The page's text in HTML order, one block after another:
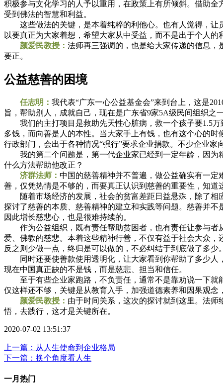
积极参与文化学习的人予以重用，在政策上有所倾斜。借助
受到佛法的智慧和利益。
这些做法的关键，是本着纯粹的利他心。也有人觉得，让
以要真正为大家着想，希望大家从中受益，而不是出于个人
颜爱民教授： 法师再三强调的，也是给大家传递的信息
要正。
公益慈善的困境
任志明： 我代表“广东一心公益基金会”来到台上，这是
旨，帮助别人，成就自己，现在是广东省9家5A级民间组织之
我们的主打项目是救助先天性心脏病，救一个孩子要1.5万
多钱，而向善是人的本性。当大家手上有钱，也有这个心的
行政部门，会出于各种情况“强行”要求企业捐款。不少企业
我的第二个问题是，第一代企业家已经到一定年龄，因为
什么方法帮助他改正？
济群法师： 中国的慈善精神并不普遍，做公益确实有一
善，仅凭热情是不够的，而要真正认识到慈善的重要性，知道
随着市场经济的发展，社会的贫富差距日益悬殊，除了相
探讨了慈善的本质、慈善精神的建立和实践等问题。慈善并
因此增长慈悲心，也是很难持续的。
作为公益组织，既有责任帮助贫困者，也有责任让参与者
爱、佛教的慈悲。本着这些精神行善，不仅有益于社会大众
反之则少做一点，终归是可以做的，不必纠结于到底做了多少。
同时还要使善款使用透明化，让大家看到你帮助了多少人
现在中国真正缺的不是钱，而是慈悲、担当和信任。
至于有些企业家跑路，不负责任，通常不是靠劝说一下就
仅这样还不够，关键是从教育入手，加强道德素养和因果观念
颜爱民教授： 由于时间关系，这次的探讨就到这里。法
悟，去践行，这才是关键所在。
2020-07-02 13:51:37
上一篇：从人生使命到企业格局
下一篇：换个角度看人生
一月热门